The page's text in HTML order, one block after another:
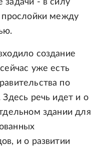
- в силу
прослойки между
создание
уже есть
по
Здесь речь идет и о
здании для
и о развитии